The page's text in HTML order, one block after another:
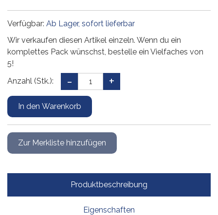
Verfügbar: Ab Lager, sofort lieferbar
Wir verkaufen diesen Artikel einzeln. Wenn du ein
komplettes Pack wünschst, bestelle ein Vielfaches von
5!
Anzahl (Stk.):
Produktbeschreibung
Eigenschaften